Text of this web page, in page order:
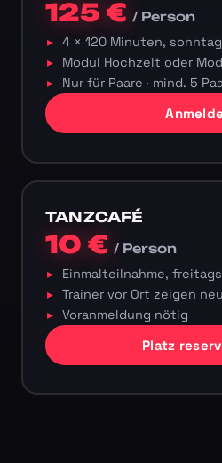
125 €/ Person
4 × 120 Minuten,
Modul Hochzeit oder
Nur für Paare · mind. 5
TANZCAFÉ
10 €/ Person
Einmalteilnahme,
Trainer vor Ort zeigen
Voranmeldung nötig
Platz